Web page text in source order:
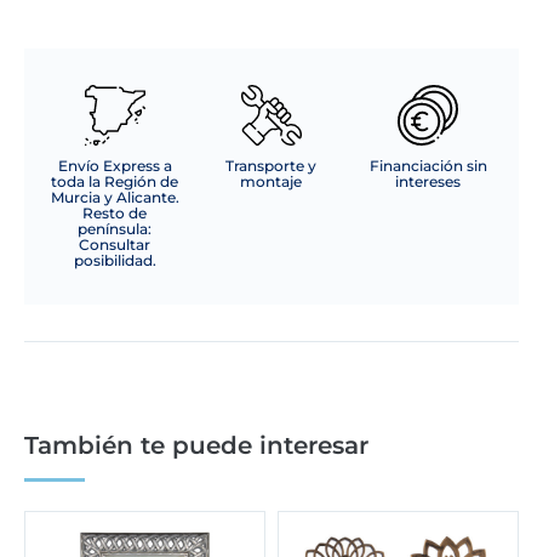
Envío Express a
toda la Región de
Murcia y Alicante.
Resto de
península:
Consultar
posibilidad.
Transporte y
montaje
Financiación sin
intereses
También te puede interesar